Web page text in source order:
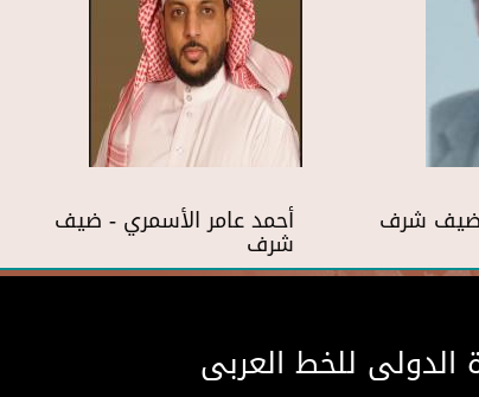
أحمد عامر الأسمري - ضيف
شرف
ضيف شرف
الدولى للخط العربى